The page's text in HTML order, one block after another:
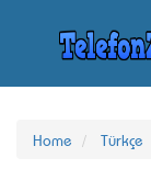
Home Türkçe